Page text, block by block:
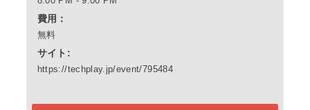
費用：
無料
サイト:
https://techplay.jp/event/795484